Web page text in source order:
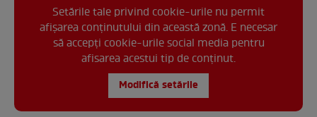
Setările tale privind cookie-urile nu permit
afișarea conținutului din această zonă. E necesar
să accepți cookie-urile social media pentru
afisarea acestui tip de conținut.
Modifică setările